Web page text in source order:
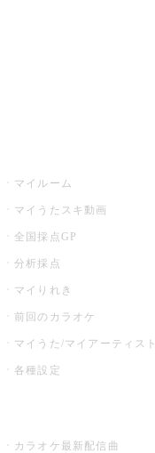
マイルーム
マイうたスキ動画
全国採点GP
分析採点
マイりれき
前回のカラオケ
マイうた/マイアーティスト
各種設定
カラオケ最新配信曲